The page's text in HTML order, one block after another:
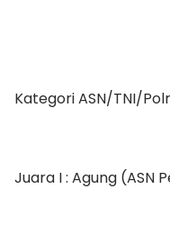
Kategori ASN/TNI/
Juara I : Agung (ASN